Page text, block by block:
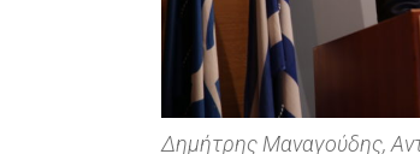
Δημήτρης Μαναγούδης,